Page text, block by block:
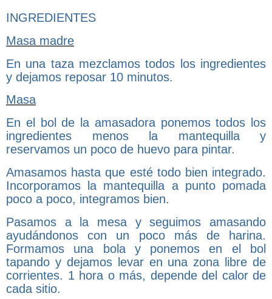
INGREDIENTES
Masa madre
En una taza mezclamos todos los ingredientes
y dejamos reposar 10 minutos.
Masa
En el bol de la amasadora ponemos todos los
ingredientes menos la mantequilla y
reservamos un poco de huevo para pintar.
Amasamos hasta que esté todo bien integrado.
Incorporamos la mantequilla a punto pomada
poco a poco, integramos bien.
Pasamos a la mesa y seguimos amasando
ayudándonos con un poco más de harina.
Formamos una bola y ponemos en el bol
tapando y dejamos levar en una zona libre de
corrientes. 1 hora o más, depende del calor de
cada sitio.